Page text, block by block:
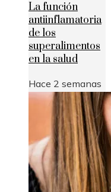
La función
antiinflamatoria
de los
superalimentos
en la salud
Hace 2 semanas